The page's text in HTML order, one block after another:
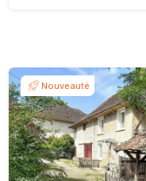
Nouveauté